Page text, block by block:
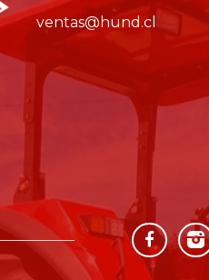
ventas@hund.cl